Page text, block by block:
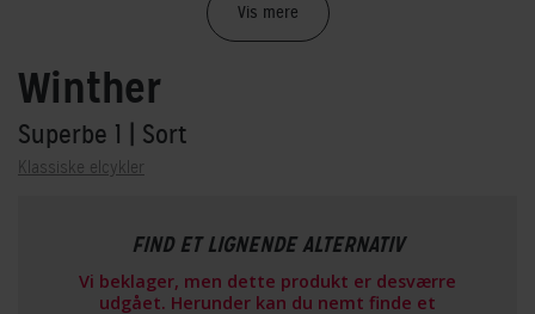
Vis mere
Winther
Superbe 1 | Sort
Klassiske elcykler
FIND ET LIGNENDE ALTERNATIV
Vi beklager, men dette produkt er desværre
udgået. Herunder kan du nemt finde et